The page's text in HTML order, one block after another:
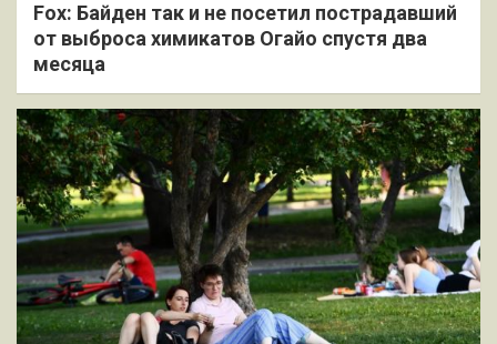
Fox: Байден так и не посетил пострадавший
от выброса химикатов Огайо спустя два
месяца